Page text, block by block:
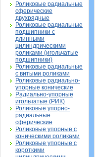
Роликовые радиальные
сферические
двухрядные
Роликовые радиальные
подшипники с
длинными
цилиндрическими
роликами (игольчатые
подшипники)
Роликовые радиальные
с витыми роликами
Роликовые радиально-
упорные конические
Радиально-упорные
игольчатые (РИК)
Роликовые упорно-
радиальные
сферические
Роликовые упорные с
коническими роликами
Роликовые упорные с
короткими